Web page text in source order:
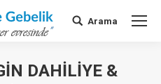
Search:
Arama
DAHILIYE &